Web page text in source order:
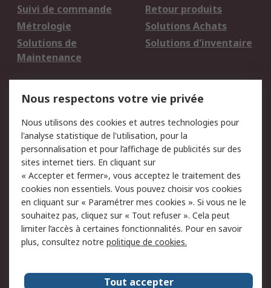
Suivi de commande
Retour produits
Métrologie
Solutions Achats
Solutions de
Maintenance
Solutions d'inventaire
du site
Politique de protection
des données - Mise à
jour
Sécurité des E-mails
Conditions générales
de vente
Politique anti-
corruption
Campagnes marketing
A propos de RS
A propos de RS France
Evénements
Nous respectons votre vie privée
Nous utilisons des cookies et autres technologies pour
l'analyse statistique de l'utilisation, pour la
personnalisation et pour l’affichage de publicités sur des
sites internet tiers. En cliquant sur
« Accepter et fermer», vous acceptez le traitement des
cookies non essentiels. Vous pouvez choisir vos cookies
en cliquant sur « Paramétrer mes cookies ». Si vous ne le
souhaitez pas, cliquez sur « Tout refuser ». Cela peut
limiter l’accès à certaines fonctionnalités. Pour en savoir
plus, consultez notre politique de cookies.
Tout accepter